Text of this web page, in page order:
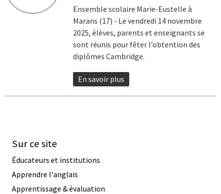
Ensemble scolaire Marie-Eustelle à
Marans (17) - Le vendredi 14 novembre
2025, élèves, parents et enseignants se
sont réunis pour fêter l’obtention des
diplômes Cambridge.
En savoir plus
Sur ce site
Éducateurs et institutions
Apprendre l'anglais
Apprentissage & évaluation